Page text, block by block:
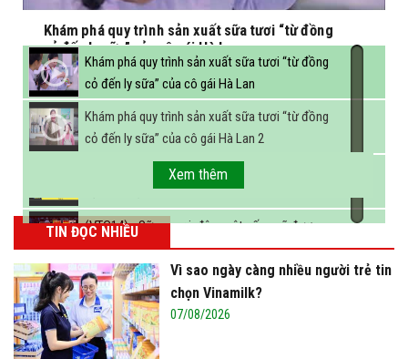
Khám phá quy trình sản xuất sữa tươi “từ đồng
cỏ đến ly sữa” của cô gái Hà Lan
Khám phá quy trình sản xuất sữa tươi “từ đồng
cỏ đến ly sữa” của cô gái Hà Lan
Khám phá quy trình sản xuất sữa tươi “từ đồng
cỏ đến ly sữa” của cô gái Hà Lan 2
FBNC - Ngành sữa hướng tới mục tiêu 3,4 tỷ lít
sữa vào năm 2025
(VTC14) - Sữa ngoại, động vật sống sẽ được
miễn thuế nhập khẩu
Xem thêm
TIN ĐỌC NHIỀU
Vì sao ngày càng nhiều người trẻ tin
chọn Vinamilk?
07/08/2026